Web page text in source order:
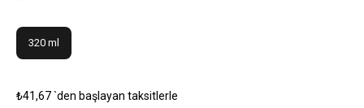
320 ml
₺41,67`den başlayan taksitlerle